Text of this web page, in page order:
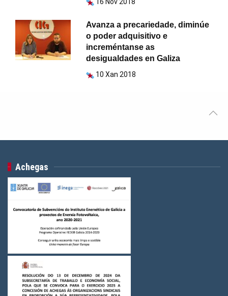
16 Nov 2018
Avanza a precariedade, diminúe
o poder adquisitivo e
increméntanse as
desigualdades en Galiza
10 Xan 2018
Achegas